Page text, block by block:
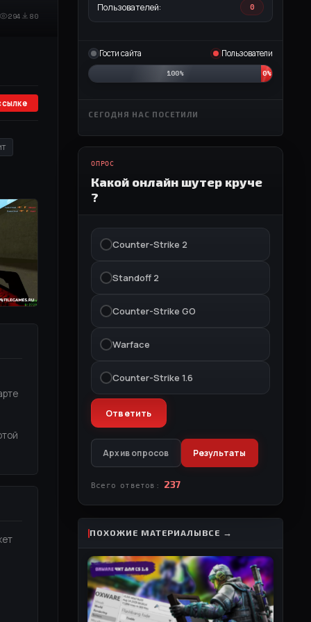
294 80
Пользователей: 0
Гости сайта
Пользователи
100%
0%
СЕГОДНЯ НАС ПОСЕТИЛИ
ОПРОС
Какой онлайн шутер круче
?
Counter-Strike 2
Standoff 2
Counter-Strike GO
Warface
Counter-Strike 1.6
Архив опросов Результаты
Всего ответов: 237
ПОХОЖИЕ МАТЕРИАЛЫ ВСЕ →